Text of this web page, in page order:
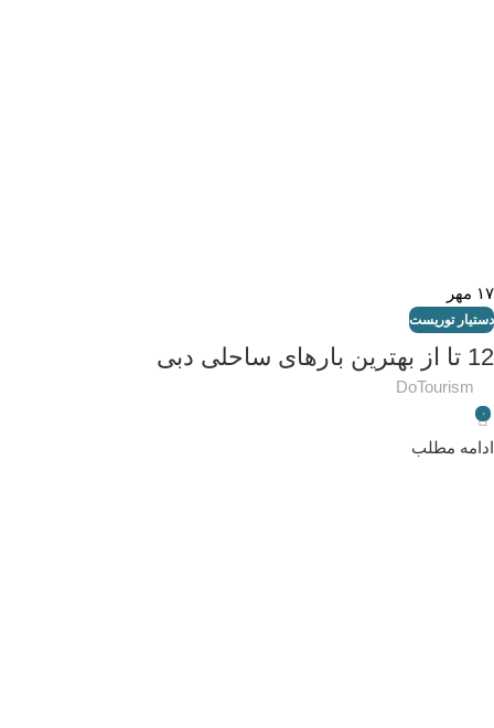
۱۷ مهر
دستیار توریست
12 تا از بهترین بارهای ساحلی دبی
DoTourism
۰
ادامه مطلب